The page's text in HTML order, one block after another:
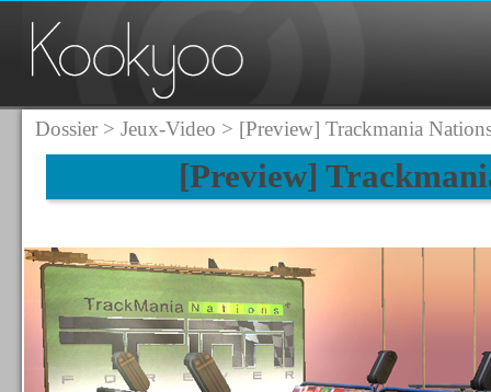
Dossier> Jeux-Video > [Preview] Trackmania
[Preview]